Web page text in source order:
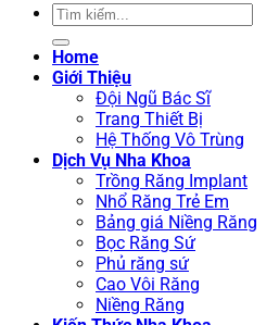
Home
Giới Thiệu
Đội Ngũ Bác Sĩ
Trang Thiết Bị
Hệ Thống Vô Trùng
Dịch Vụ Nha Khoa
Trồng Răng Implant
Nhổ Răng Trẻ Em
Bảng giá Niềng Răng
Bọc Răng Sứ
Phủ răng sứ
Cao Vôi Răng
Niềng Răng